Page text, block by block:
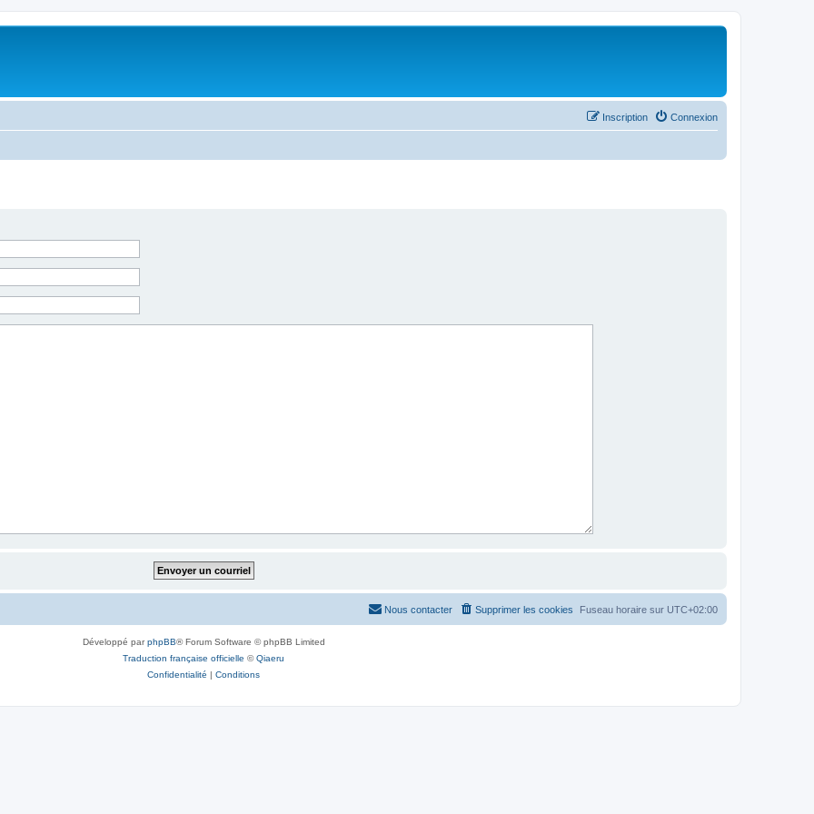
Connexion
Inscription
Fuseau horaire sur UTC+02:00
Supprimer les cookies
Nous contacter
Développé parphpBB® Forum Software © phpBB Limited
Traduction française officielle ©Qiaeru
Confidentialité | Conditions